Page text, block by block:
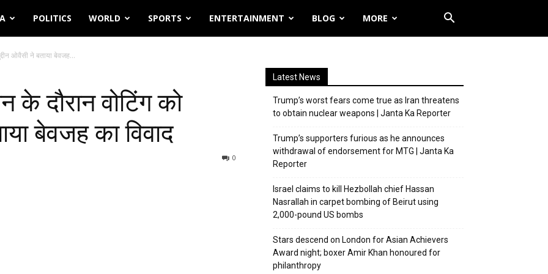
POLITICS WORLD SPORTS ENTERTAINMENT BLOG MORE
ओवैसी ने बताया बेवजह...
के दौरान वोटिंग को
बेवजह का विवाद
0
Latest News
Trump’s worst fears come true as Iran threatens
to obtain nuclear weapons | Janta Ka Reporter
Trump’s supporters furious as he announces
withdrawal of endorsement for MTG | Janta Ka
Reporter
Israel claims to kill Hezbollah chief Hassan
Nasrallah in carpet bombing of Beirut using
2,000-pound US bombs
Stars descend on London for Asian Achievers
Award night; boxer Amir Khan honoured for
philanthropy